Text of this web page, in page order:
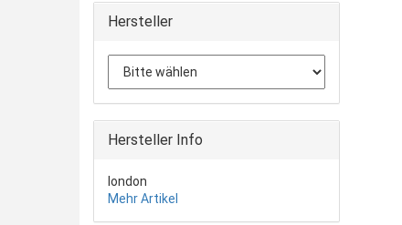
Hersteller
Hersteller Info
london
Mehr Artikel